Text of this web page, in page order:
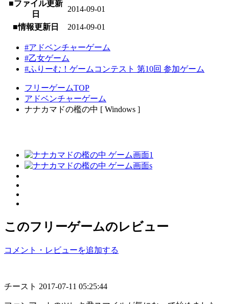
■ファイル更新
日
2014-09-01
■情報更新日 2014-09-01
#アドベンチャーゲーム
#乙女ゲーム
#ふりーむ！ゲームコンテスト 第10回 参加ゲーム
フリーゲームTOP
アドベンチャーゲーム
ナナカマドの檻の中 [ Windows ]
このフリーゲームのレビュー
コメント・レビューを追加する
チースト 2017-07-11 05:25:44